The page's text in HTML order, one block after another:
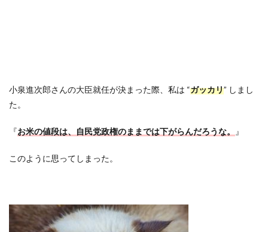
小泉進次郎さんの大臣就任が決まった際、私は “ガッカリ” しまし
た。
『お米の値段は、自民党政権のままでは下がらんだろうな。 』
このように思ってしまった。